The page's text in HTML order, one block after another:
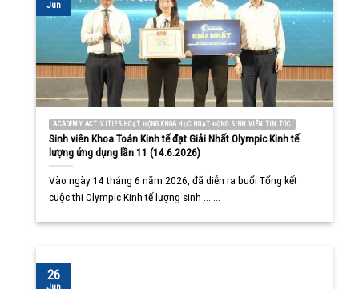
ACADEMY ACTIVITIES HOẠT ĐỘNG KHOA HỌC HOẠT ĐỘNG SINH VIÊN TIN TỨC
Sinh viên Khoa Toán Kinh tế đạt Giải Nhất Olympic Kinh tế
lượng ứng dụng lần 11 (14.6.2026)
Vào ngày 14 tháng 6 năm 2026, đã diễn ra buổi Tổng kết
cuộc thi Olympic Kinh tế lượng sinh ... ...
Jun
26